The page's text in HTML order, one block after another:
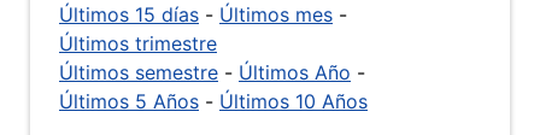
Últimos 15 días - Últimos mes -
Últimos trimestre
Últimos semestre - Últimos Año -
Últimos 5 Años - Últimos 10 Años